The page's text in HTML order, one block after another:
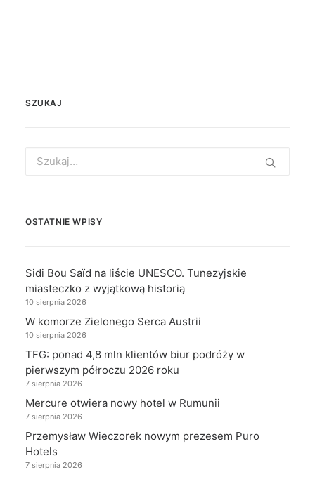
SZUKAJ
for:
OSTATNIE WPISY
Sidi Bou Saïd na liście UNESCO. Tunezyjskie
miasteczko z wyjątkową historią
10 sierpnia 2026
W komorze Zielonego Serca Austrii
10 sierpnia 2026
TFG: ponad 4,8 mln klientów biur podróży w
pierwszym półroczu 2026 roku
7 sierpnia 2026
Mercure otwiera nowy hotel w Rumunii
7 sierpnia 2026
Przemysław Wieczorek nowym prezesem Puro
Hotels
7 sierpnia 2026